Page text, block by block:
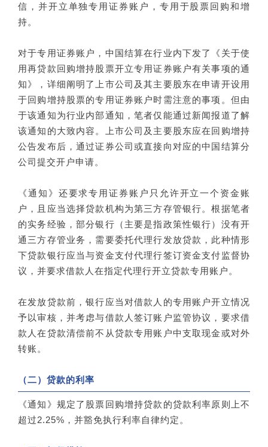
信，并开立单独专用证券账户，专用于股票回购和增
持。
对于专用证券账户，中国结算在行业内下发了《关于使
用再贷款回购增持股票开立专用证券账户有关事项的通
知》，详细阐明了上市公司及其主要股东在申请开设用
于回购增持股票的专用证券账户时需注意的事项。但由
于该通知为行业内部通知，笔者仅能通过新闻报道了解
该通知的大致内容。上市公司及主要股东应在回购增持
公告发布后，通过证券公司或直接向对应的中国结算分
公司提交开户申请。
《通知》还要求专用证券账户只允许开立一个资金账
户，且应当选择贷款机构为第三方存管银行。根据笔者
的实务经验，部分银行（主要是指政策性银行）没有开
通三方存管业务，需要委托代理行发放贷款，此种情形
下贷款银行应当与资金支付代理行签订资金支付监督协
议，并要求借款人在指定代理行开立贷款专用账户。
在发放贷款前，银行应当对借款人的专用账户开立情况
予以审核，并考虑与借款人签订账户监管协议，要求借
款人在贷款清偿前不从贷款专用账户中支取现金或对外
转账。
（二）贷款的利率
《通知》规定了股票回购增持贷款的贷款利率原则上不
超过2.25%，并豁免执行利率自律约定。